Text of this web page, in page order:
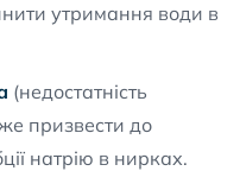
утримання води в
(недостатність
призвести до
натрію в нирках.